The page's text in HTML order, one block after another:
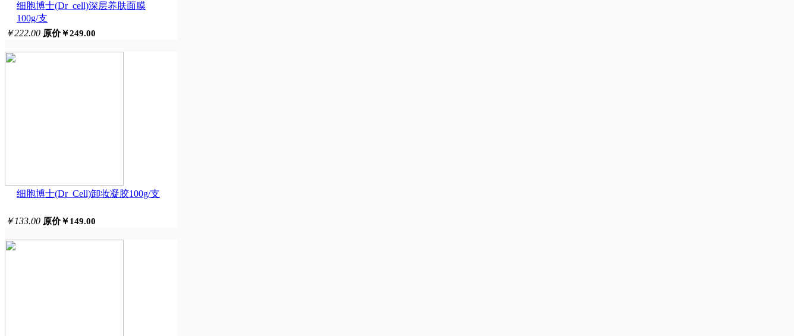
细胞博士(Dr_cell)深层养肤面膜
100g/支
￥222.00 原价￥249.00
细胞博士(Dr_Cell)卸妆凝胶100g/支
￥133.00 原价￥149.00